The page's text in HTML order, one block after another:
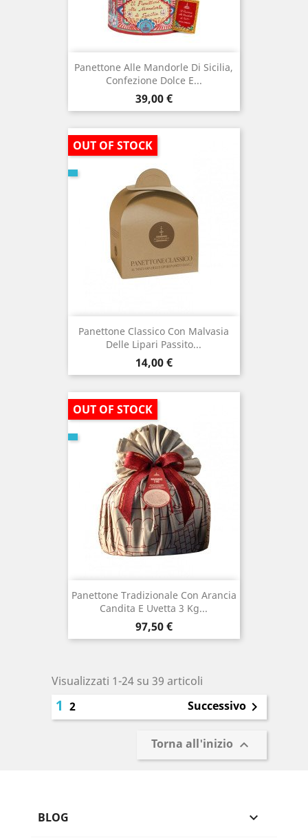
Panettone Alle Mandorle Di Sicilia,
Confezione Dolce E...
Prezzo
39,00 €
Panettone Classico Con Malvasia
Delle Lipari Passito...
Prezzo
14,00 €
OUT OF STOCK
Panettone Tradizionale Con Arancia
Candita E Uvetta 3 Kg...
Prezzo
97,50 €
OUT OF STOCK
Visualizzati 1-24 su 39 articoli
1 2 Successivo 
Torna all'inizio 
BLOG 